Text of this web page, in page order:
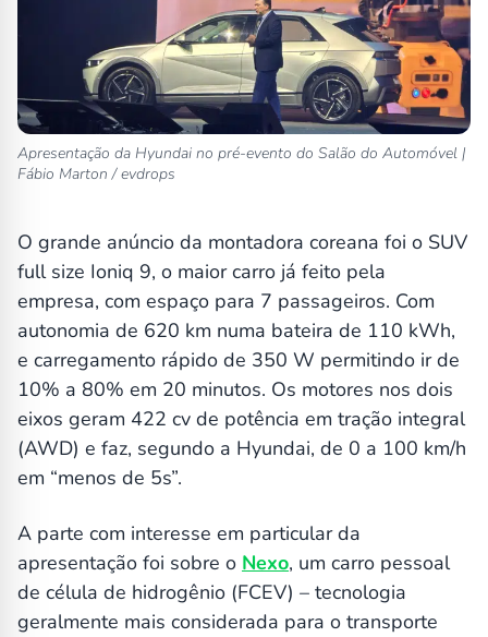
Apresentação da Hyundai no pré-evento do Salão do Automóvel |
Fábio Marton / evdrops
O grande anúncio da montadora coreana foi o SUV
full size Ioniq 9, o maior carro já feito pela
empresa, com espaço para 7 passageiros. Com
autonomia de 620 km numa bateira de 110 kWh,
e carregamento rápido de 350 W permitindo ir de
10% a 80% em 20 minutos. Os motores nos dois
eixos geram 422 cv de potência em tração integral
(AWD) e faz, segundo a Hyundai, de 0 a 100 km/h
em “menos de 5s”.
A parte com interesse em particular da
apresentação foi sobre o Nexo, um carro pessoal
de célula de hidrogênio (FCEV) – tecnologia
geralmente mais considerada para o transporte